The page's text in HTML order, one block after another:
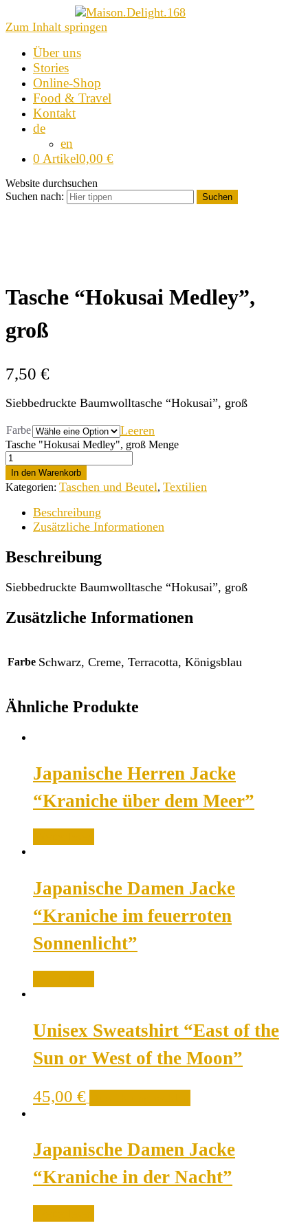
Zum Inhalt springen
Über uns
Stories
Online-Shop
Food & Travel
Kontakt
de
en
0 Artikel0,00 €
Website durchsuchen
Suchen nach:
Suchen
Tasche “Hokusai Medley”,
groß
7,50 €
Siebbedruckte Baumwolltasche “Hokusai”, groß
Farbe Leeren
Tasche "Hokusai Medley", groß Menge
In den Warenkorb
Kategorien: Taschen und Beutel, Textilien
Beschreibung
Zusätzliche Informationen
Beschreibung
Siebbedruckte Baumwolltasche “Hokusai”, groß
Zusätzliche Informationen
Farbe Schwarz, Creme, Terracotta, Königsblau
Ähnliche Produkte
Japanische Herren Jacke
“Kraniche über dem Meer”
Japanische Damen Jacke
“Kraniche im feuerroten
Sonnenlicht”
Unisex Sweatshirt “East of the
Sun or West of the Moon”
45,00 €
Japanische Damen Jacke
“Kraniche in der Nacht”